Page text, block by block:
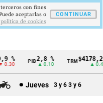
% PIB2,8 %
▲ 0.10
TRM$4178,23
▲ 0.42
Jueves 3 y 6 3 y 6
con fines
aceptarlas o
politica de cookies
CONTINUAR